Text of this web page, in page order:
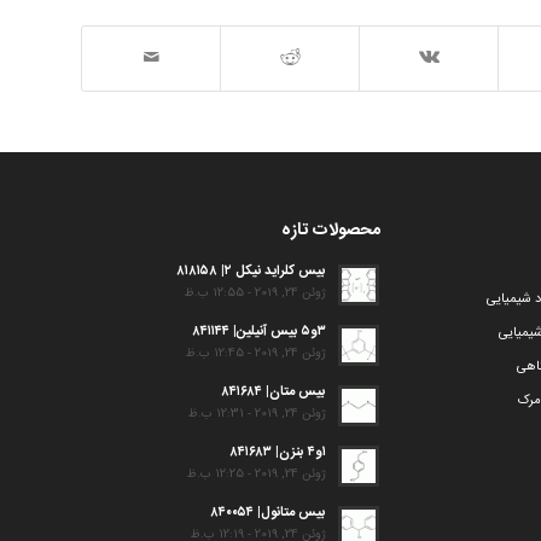
شیمیایی
مرک
محصولات تازه
بیس کلراید نیکل ۲| ۸۱۸۱۵۸
ژوئن 24, 2019 - 12:55 ب.ظ
۳و۵ بیس آنیلین| ۸۴۱۱۴۴
ژوئن 24, 2019 - 12:45 ب.ظ
بیس متان| ۸۴۱۶۸۴
ژوئن 24, 2019 - 12:31 ب.ظ
۱و۴ بنزن| ۸۴۱۶۸۳
ژوئن 24, 2019 - 12:25 ب.ظ
بیس متانول| ۸۴۰۰۵۴
ژوئن 24, 2019 - 12:19 ب.ظ